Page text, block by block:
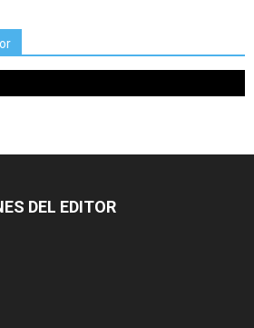
DEL EDITOR